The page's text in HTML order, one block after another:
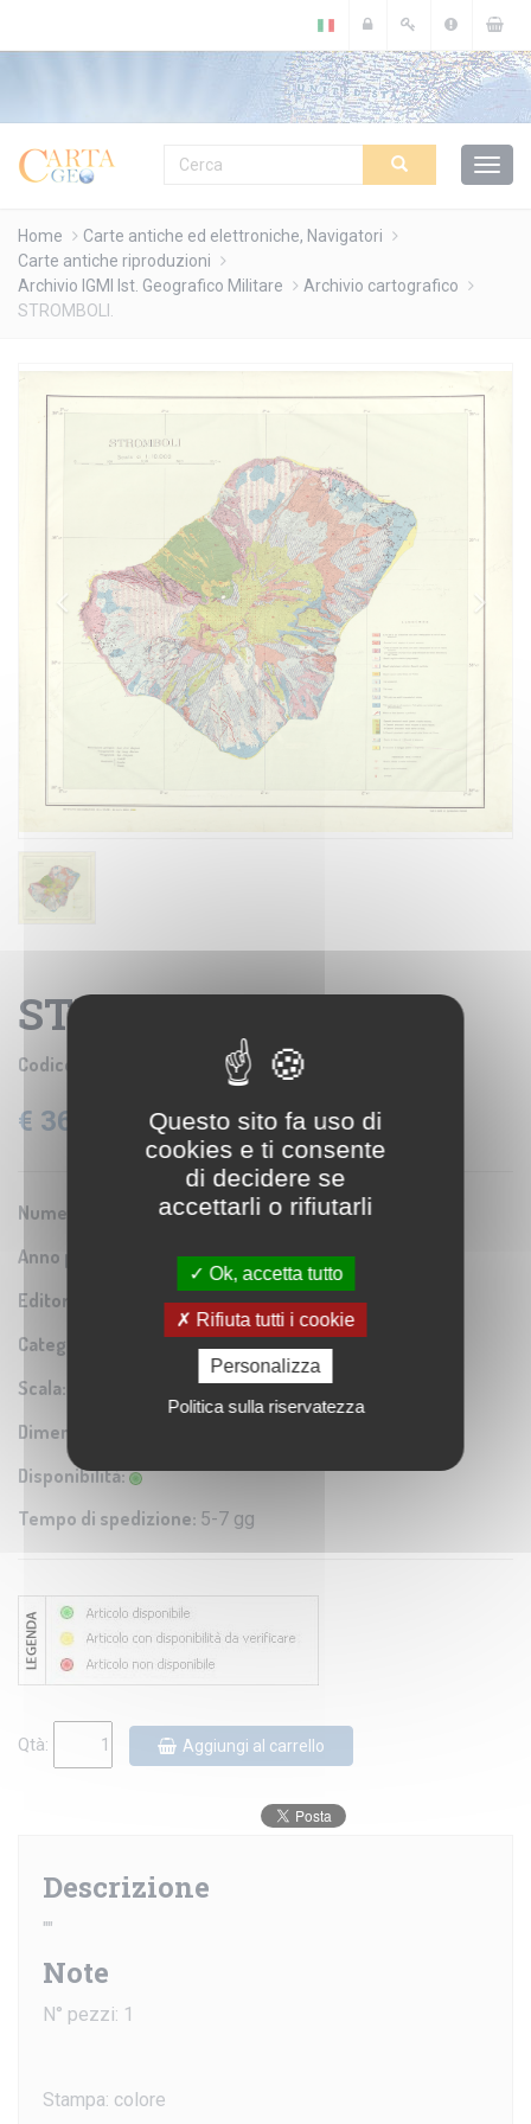
Home
Carte antiche ed elettroniche, Navigatori
Carte antiche riproduzioni
Archivio IGMI Ist. Geografico Militare
Archivio cartografico
STROMBOLI.
STROMBOLI.
Codice prodotto: IGM SE007166
€ 36,60 IVA: 22% Inclusa
Numero Serie: 0A1
Anno pubblicazione:1938
Editore/Produttore:Istituto Geografico Militare
Categoria: Riproduzione di carta antica
Scala:
Dimensioni:
Disponibilità:
Tempo di spedizione: 5-7 gg
Qtà: Aggiungi al carrello
Descrizione
""
Note
N° pezzi: 1
Stampa: colore
Questo sito fa uso di
cookies e ti consente
di decidere se
accettarli o rifiutarli
Ok, accetta tutto
Rifiuta tutti i cookie
Personalizza
Politica sulla riservatezza